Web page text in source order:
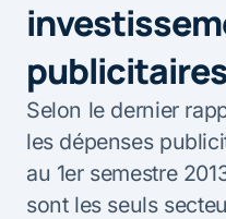
Selon le dernier
les dépenses
au 1er semestre
sont les seuls